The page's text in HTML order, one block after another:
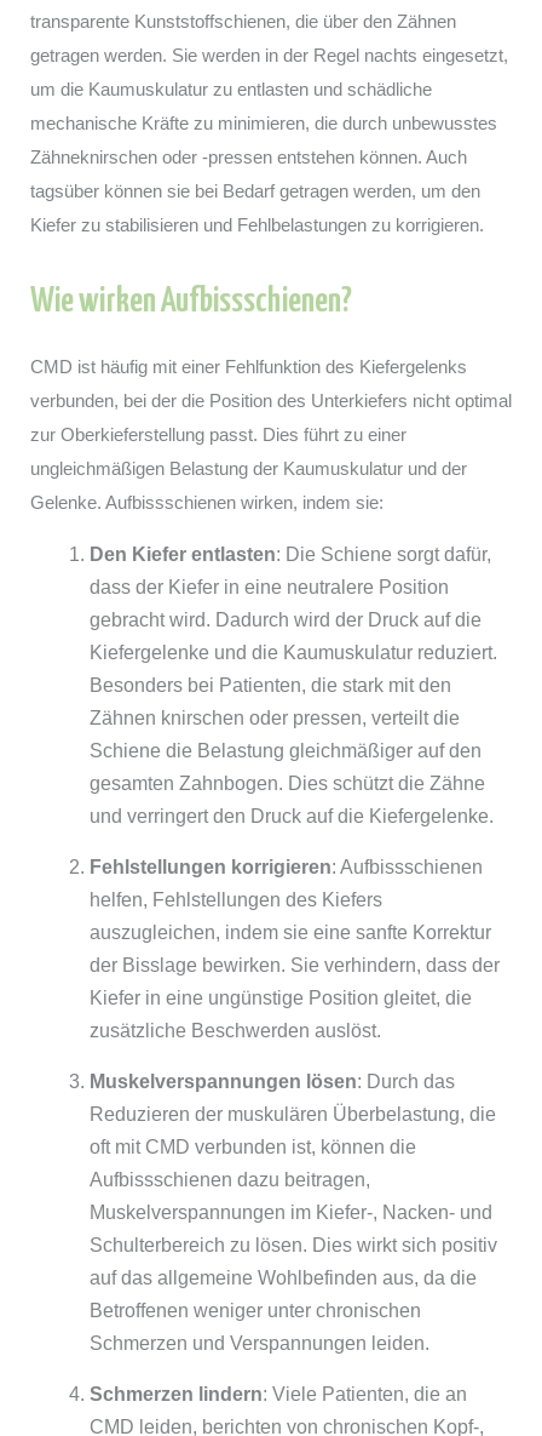
transparente Kunststoffschienen, die über den Zähnen
getragen werden. Sie werden in der Regel nachts eingesetzt,
um die Kaumuskulatur zu entlasten und schädliche
mechanische Kräfte zu minimieren, die durch unbewusstes
Zähneknirschen oder -pressen entstehen können. Auch
tagsüber können sie bei Bedarf getragen werden, um den
Kiefer zu stabilisieren und Fehlbelastungen zu korrigieren.
Wie wirken Aufbissschienen?
CMD ist häufig mit einer Fehlfunktion des Kiefergelenks
verbunden, bei der die Position des Unterkiefers nicht optimal
zur Oberkieferstellung passt. Dies führt zu einer
ungleichmäßigen Belastung der Kaumuskulatur und der
Gelenke. Aufbissschienen wirken, indem sie:
Den Kiefer entlasten: Die Schiene sorgt dafür,
dass der Kiefer in eine neutralere Position
gebracht wird. Dadurch wird der Druck auf die
Kiefergelenke und die Kaumuskulatur reduziert.
Besonders bei Patienten, die stark mit den
Zähnen knirschen oder pressen, verteilt die
Schiene die Belastung gleichmäßiger auf den
gesamten Zahnbogen. Dies schützt die Zähne
und verringert den Druck auf die Kiefergelenke.
Fehlstellungen korrigieren: Aufbissschienen
helfen, Fehlstellungen des Kiefers
auszugleichen, indem sie eine sanfte Korrektur
der Bisslage bewirken. Sie verhindern, dass der
Kiefer in eine ungünstige Position gleitet, die
zusätzliche Beschwerden auslöst.
Muskelverspannungen lösen: Durch das
Reduzieren der muskulären Überbelastung, die
oft mit CMD verbunden ist, können die
Aufbissschienen dazu beitragen,
Muskelverspannungen im Kiefer-, Nacken- und
Schulterbereich zu lösen. Dies wirkt sich positiv
auf das allgemeine Wohlbefinden aus, da die
Betroffenen weniger unter chronischen
Schmerzen und Verspannungen leiden.
Schmerzen lindern: Viele Patienten, die an
CMD leiden, berichten von chronischen Kopf-,